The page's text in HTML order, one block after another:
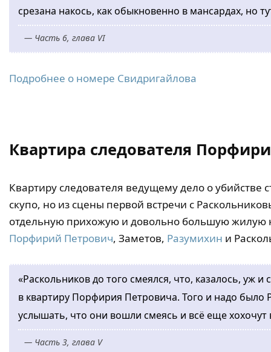
срезана накось, как обыкновенно в мансардах, но
— Часть 6, глава VI
Подробнее о номере Свидригайлова
Квартира следователя
Квартиру следователя ведущему дело о убийстве
скупо, но из сцены первой встречи с
отдельную прихожую и довольно большую жилую
Порфирий Петрович, Заметов, Разумихин и
«Раскольников до того смеялся, что, казалось, уж
в квартиру Порфирия Петровича. Того и надо
услышать, что они вошли смеясь и всё еще хохочут
— Часть 3, глава V